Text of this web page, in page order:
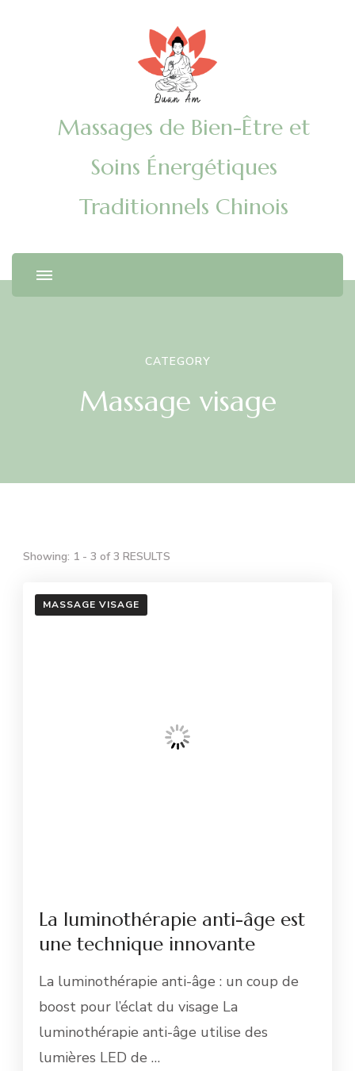
Massages de Bien-Être et
Soins Énergétiques
Traditionnels Chinois
CATEGORY
Massage visage
Showing: 1 - 3 of 3 RESULTS
MASSAGE VISAGE
La luminothérapie anti-âge est
une technique innovante
La luminothérapie anti-âge : un coup de
boost pour l’éclat du visage La
luminothérapie anti-âge utilise des
lumières LED de …